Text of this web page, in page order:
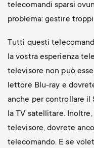
telecomandi sparsi
problema: gestire
Tutti questi
la vostra esperienza
televisore non può
lettore Blu-ray e
anche per controllare il
la TV satellitare.
televisore, dovrete
telecomando. E se